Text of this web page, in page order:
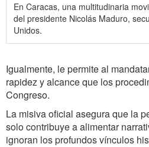
En Caracas, una multitudinaria
del presidente Nicolás Maduro,
Unidos.
Igualmente, le permite al
rapidez y alcance que los
Congreso.
​La misiva oficial asegura que la
solo contribuye a alimentar
ignoran los profundos vínculos